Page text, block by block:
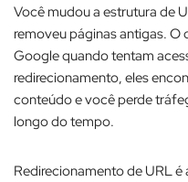
Você mudou a estrutura de
removeu páginas antigas.
Google quando tentam
redirecionamento, eles
conteúdo e você perde
longo do tempo.​
Redirecionamento de URL é